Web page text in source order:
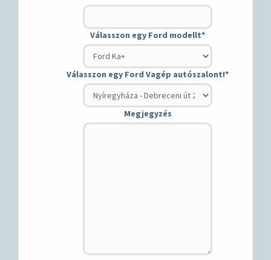
Válasszon egy Ford modellt*
Válasszon egy Ford Vagép autószalont!*
Megjegyzés